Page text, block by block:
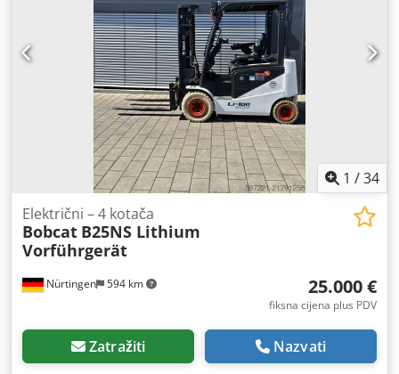
1 /34
Nürtingen 594 km
Električni – 4 kotača
Bobcat B25NS Lithium
Vorführgerät
25.000 €
fiksna cijena plus PDV
Zatražiti Nazvati